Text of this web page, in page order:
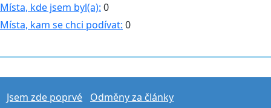
Místa, kde jsem byl(a): 0
Místa, kam se chci podívat: 0
Jsem zde poprvé
Odměny za články